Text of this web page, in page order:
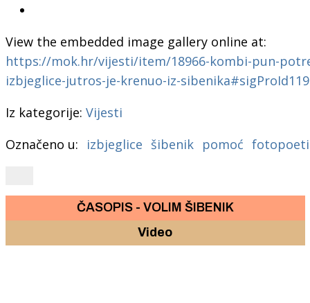
View the embedded image gallery online at:
https://mok.hr/vijesti/item/18966-kombi-pun-
izbjeglice-jutros-je-krenuo-iz-
Iz kategorije: Vijesti
Označeno u:
izbjeglice šibenik pomoć
ČASOPIS - VOLIM ŠIBENIK
Video